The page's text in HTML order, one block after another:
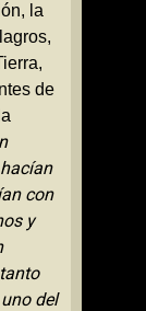
, la
,
de
con
y
del